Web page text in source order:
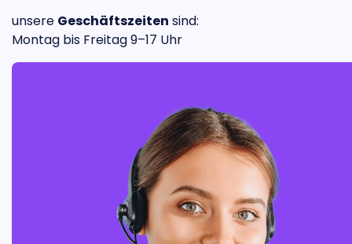
unsere Geschäftszeiten sind:
Montag bis Freitag 9–17 Uhr